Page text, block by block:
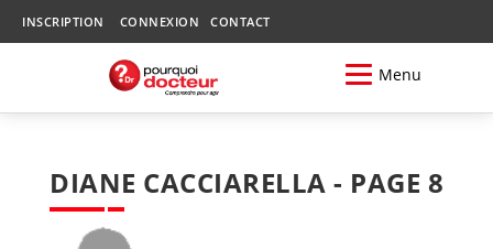
INSCRIPTION CONNEXION CONTACT
Menu
DIANE CACCIARELLA - PAGE 8